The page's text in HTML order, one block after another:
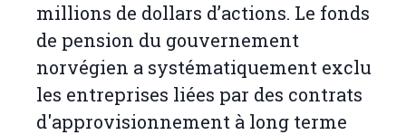
millions de dollars d’actions. Le fonds
de pension du gouvernement
norvégien a systématiquement exclu
les entreprises liées par des contrats
d'approvisionnement à long terme